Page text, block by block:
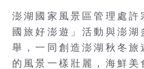
澎湖國家風景區管理處許
國旅好澎遊」活動與澎湖
舉，一同創造澎湖秋冬旅
的風景一樣壯麗，海鮮美